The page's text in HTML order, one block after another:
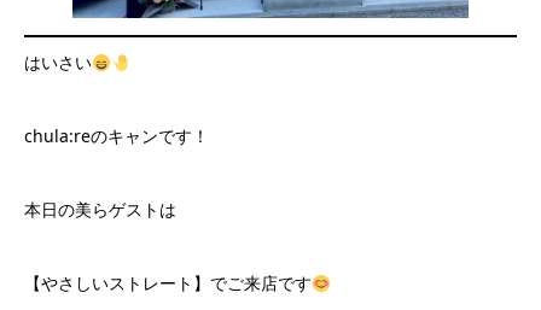
はいさい
chula:reのキャンです！
本日の美らゲストは
【やさしいストレート】でご来店です